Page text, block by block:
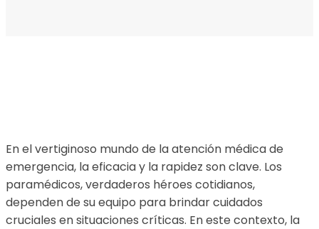
En el vertiginoso mundo de la atención médica de
emergencia, la eficacia y la rapidez son clave. Los
paramédicos, verdaderos héroes cotidianos,
dependen de su equipo para brindar cuidados
cruciales en situaciones críticas. En este contexto, la